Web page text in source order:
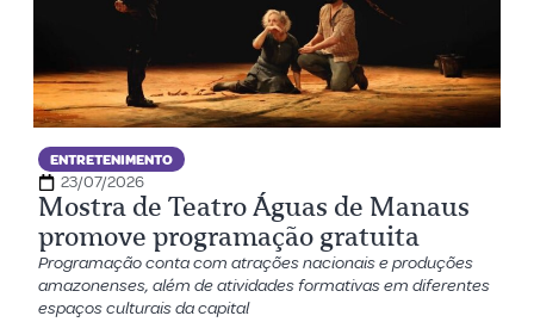
ENTRETENIMENTO
23/07/2026
Mostra de Teatro Águas de Manaus
promove programação gratuita
Programação conta com atrações nacionais e produções
amazonenses, além de atividades formativas em diferentes
espaços culturais da capital